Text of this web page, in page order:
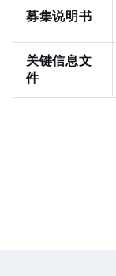
募集说明书
关键信息文
件